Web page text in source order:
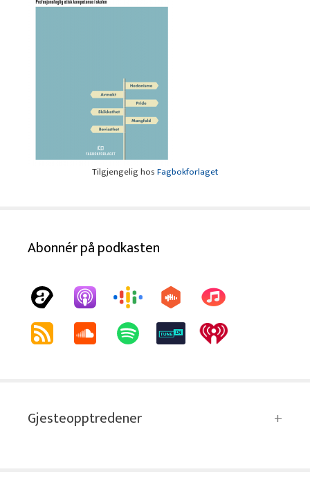
Tilgjengelig hosFagbokforlaget
Abonnér på podkasten
Gjesteopptredener